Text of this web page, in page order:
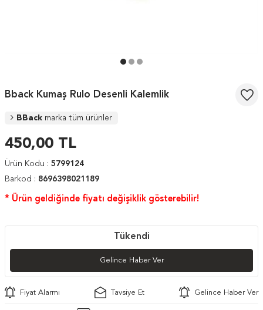
Bback Kumaş Rulo Desenli Kalemlik
BBack marka tüm ürünler
450,00 TL
Ürün Kodu : 5799124
Barkod : 8696398021189
* Ürün geldiğinde fiyatı değişiklik gösterebilir!
Tükendi
Gelince Haber Ver
Fiyat Alarmı Tavsiye Et Gelince Haber Ver